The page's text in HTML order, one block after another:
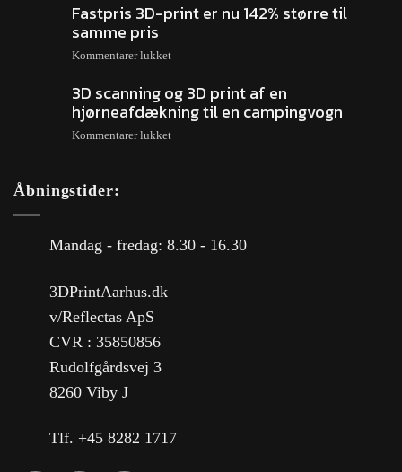
Fastpris 3D-print er nu 142% større til
samme pris
Kommentarer lukket
3D scanning og 3D print af en
hjørneafdækning til en campingvogn
Kommentarer lukket
Åbningstider:
Mandag - fredag: 8.30 - 16.30
3DPrintAarhus.dk
v/Reflectas ApS
CVR : 35850856
Rudolfgårdsvej 3
8260 Viby J
Tlf. +45 8282 1717